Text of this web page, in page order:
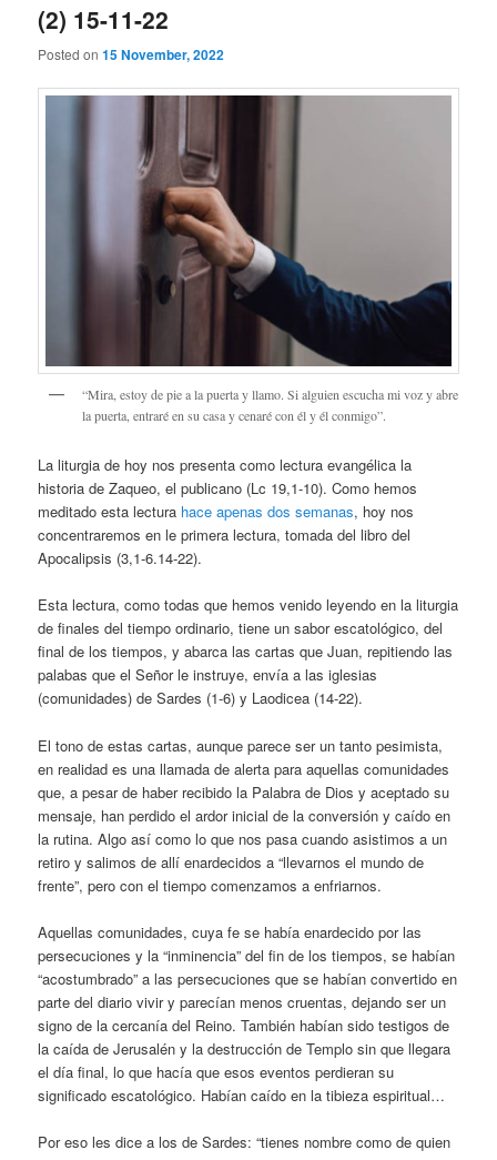
(2) 15-11-22
Posted on15 November, 2022
“Mira, estoy de pie a la puerta y llamo. Si alguien escucha mi voz y abre
la puerta, entraré en su casa y cenaré con él y él conmigo”.
La liturgia de hoy nos presenta como lectura evangélica la
historia de Zaqueo, el publicano (Lc 19,1-10). Como hemos
meditado esta lectura hace apenas dos semanas, hoy nos
concentraremos en le primera lectura, tomada del libro del
Apocalipsis (3,1-6.14-22).
Esta lectura, como todas que hemos venido leyendo en la liturgia
de finales del tiempo ordinario, tiene un sabor escatológico, del
final de los tiempos, y abarca las cartas que Juan, repitiendo las
palabas que el Señor le instruye, envía a las iglesias
(comunidades) de Sardes (1-6) y Laodicea (14-22).
El tono de estas cartas, aunque parece ser un tanto pesimista,
en realidad es una llamada de alerta para aquellas comunidades
que, a pesar de haber recibido la Palabra de Dios y aceptado su
mensaje, han perdido el ardor inicial de la conversión y caído en
la rutina. Algo así como lo que nos pasa cuando asistimos a un
retiro y salimos de allí enardecidos a “llevarnos el mundo de
frente”, pero con el tiempo comenzamos a enfriarnos.
Aquellas comunidades, cuya fe se había enardecido por las
persecuciones y la “inminencia” del fin de los tiempos, se habían
“acostumbrado” a las persecuciones que se habían convertido en
parte del diario vivir y parecían menos cruentas, dejando ser un
signo de la cercanía del Reino. También habían sido testigos de
la caída de Jerusalén y la destrucción de Templo sin que llegara
el día final, lo que hacía que esos eventos perdieran su
significado escatológico. Habían caído en la tibieza espiritual…
Por eso les dice a los de Sardes: “tienes nombre como de quien